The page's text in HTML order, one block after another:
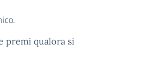
premi qualora si